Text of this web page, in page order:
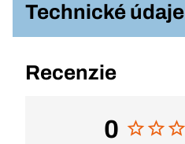
Technické údaje
Recenzie
0